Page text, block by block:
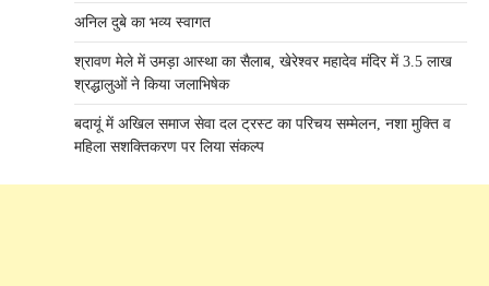
अनिल दुबे का भव्य स्वागत
श्रावण मेले में उमड़ा आस्था का सैलाब, खेरेश्वर महादेव मंदिर में 3.5 लाख
श्रद्धालुओं ने किया जलाभिषेक
बदायूं में अखिल समाज सेवा दल ट्रस्ट का परिचय सम्मेलन, नशा मुक्ति व
महिला सशक्तिकरण पर लिया संकल्प